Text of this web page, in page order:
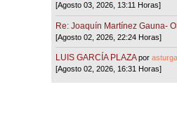
[Agosto 03, 2026, 13:11 Horas]
Re: Joaquín Martínez Gauna-
[Agosto 02, 2026, 22:24 Horas]
LUIS GARCÍA PLAZA por
[Agosto 02, 2026, 16:31 Horas]